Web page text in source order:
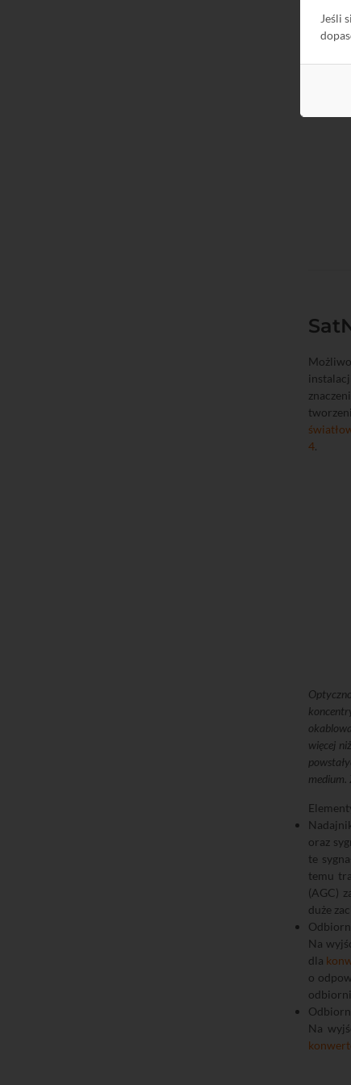
Jeśli
4.
więcej
medium.
oraz
te
temu
(AGC)
duże
Na
dla
o
Na